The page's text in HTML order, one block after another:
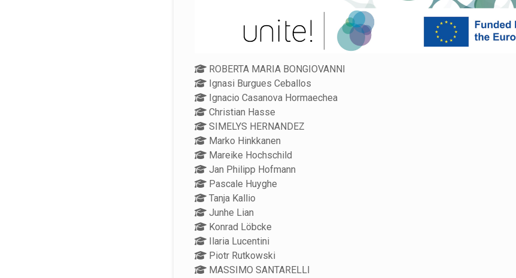
ROBERTA MARIA BONGIOVANNI
Ignasi Burgues Ceballos
Ignacio Casanova Hormaechea
Christian Hasse
SIMELYS HERNANDEZ
Marko Hinkkanen
Mareike Hochschild
Jan Philipp Hofmann
Pascale Huyghe
Tanja Kallio
Junhe Lian
Konrad Löbcke
Ilaria Lucentini
Piotr Rutkowski
MASSIMO SANTARELLI